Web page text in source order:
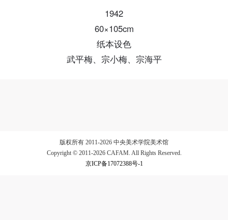
1942
60×105cm
纸本设色
武平梅、宗小梅、宗海平
版权所有 2011-2026 中央美术学院美术馆
Copyright © 2011-2026 CAFAM. All Rights Reserved.
京ICP备17072388号-1
可使用雅昌艺术网会员账户登录